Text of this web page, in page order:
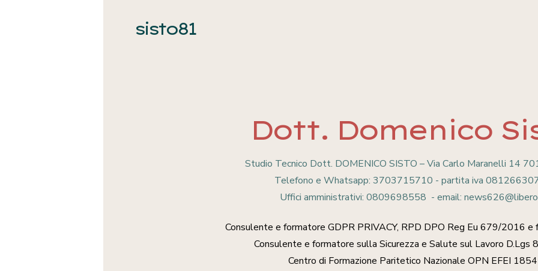
sisto81
Dott. Domenico
Studio Tecnico Dott. DOMENICO SISTO – Via Carlo Maranelli 14
Telefono e Whatsapp: 3703715710 - partita iva
Uffici amministrativi: 0809698558 - email:
Consulente e formatore GDPR PRIVACY, RPD DPO Reg Eu 679/2016 e
Consulente e formatore sulla Sicurezza e Salute sul Lavoro D.Lgs
Centro di Formazione Paritetico Nazionale OPN EFEI 1854